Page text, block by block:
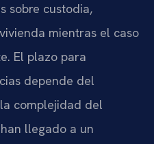
sobre custodia,
mientras el caso
El plazo para
depende del
complejidad del
llegado a un